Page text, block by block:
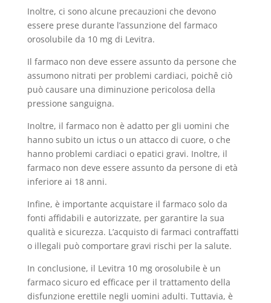
Inoltre, ci sono alcune precauzioni che devono
essere prese durante l’assunzione del farmaco
orosolubile da 10 mg di Levitra.
Il farmaco non deve essere assunto da persone che
assumono nitrati per problemi cardiaci, poichê ciò
può causare una diminuzione pericolosa della
pressione sanguigna.
Inoltre, il farmaco non è adatto per gli uomini che
hanno subito un ictus o un attacco di cuore, o che
hanno problemi cardiaci o epatici gravi. Inoltre, il
farmaco non deve essere assunto da persone di età
inferiore ai 18 anni.
Infine, è importante acquistare il farmaco solo da
fonti affidabili e autorizzate, per garantire la sua
qualità e sicurezza. L’acquisto di farmaci contraffatti
o illegali può comportare gravi rischi per la salute.
In conclusione, il Levitra 10 mg orosolubile è un
farmaco sicuro ed efficace per il trattamento della
disfunzione erettile negli uomini adulti. Tuttavia, è